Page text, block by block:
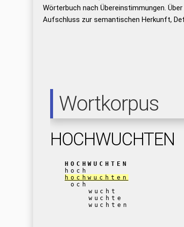
Wörterbuch nach Übereinstimmungen.
Aufschluss zur semantischen Herkunft,
Wortkorpus
HOCHWUCHTEN
HOCHWUCHTEN
hoch
hochwuchten
och
wucht
wuchte
wuchten